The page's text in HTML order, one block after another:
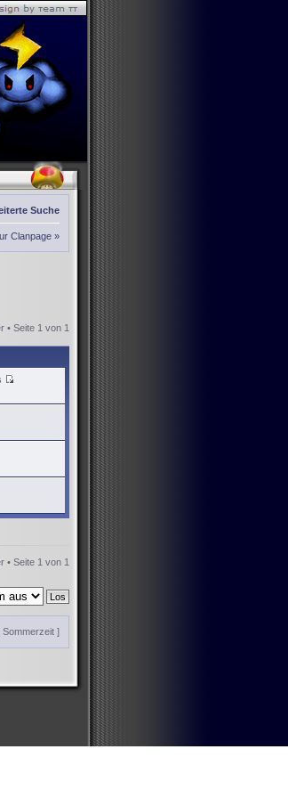
Suche
Clanpage »
• Seite 1 von 1
• Seite 1 von 1
Sommerzeit ]